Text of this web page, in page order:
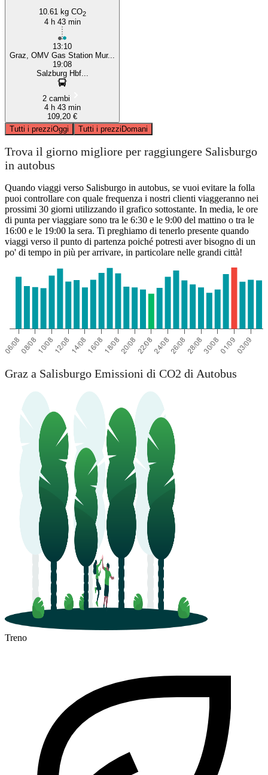
10.61 kg CO2
4 h 43 min
13:10
Graz, OMV Gas Station Mur...
19:08
Salzburg Hbf...
2 cambi
4 h 43 min
109,20 €
Tutti i prezziOggi Tutti i prezziDomani
Trova il giorno migliore per raggiungere Salisburgo
in autobus
Quando viaggi verso Salisburgo in autobus, se vuoi evitare la folla
puoi controllare con quale frequenza i nostri clienti viaggeranno nei
prossimi 30 giorni utilizzando il grafico sottostante. In media, le ore
di punta per viaggiare sono tra le 6:30 e le 9:00 del mattino o tra le
16:00 e le 19:00 la sera. Ti preghiamo di tenerlo presente quando
viaggi verso il punto di partenza poiché potresti aver bisogno di un
po' di tempo in più per arrivare, in particolare nelle grandi città!
Graz a Salisburgo Emissioni di CO2 di Autobus
Treno